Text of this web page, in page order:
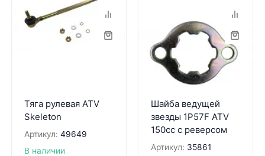
Тяга рулевая ATV
Skeleton
Артикул: 49649
В наличии
Шайба ведущей
звезды 1P57F ATV
150cc c реверсом
Артикул: 35861